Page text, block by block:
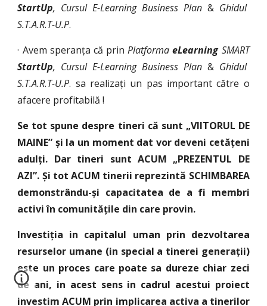
StartUp, Cursul E-Learning Business Plan& Ghidul
S.T.A.R.T-U.P.
· Avem speranța că prinPlatformaeLearning SMART
StartUp, Cursul E-Learning Business Plan& Ghidul
S.T.A.R.T-U.P. sa realizați un pas important către o
afacere profitabilă !
Se tot spune despre tineri că sunt „VIITORUL DE
MAINE” și la un moment dat vor deveni cetățeni
adulți. Dar tineri sunt ACUM „PREZENTUL DE
AZI”. Și tot ACUM tinerii reprezintă SCHIMBAREA
demonstrându-și capacitatea de a fi membri
activi în comunitățile din care provin.
Investiția in capitalul uman prin dezvoltarea
resurselor umane (in special a tinerei generații)
este un proces care poate sa dureze chiar zeci
de ani, in acest sens in cadrul acestui proiect
investim ACUM prin implicarea activa a tinerilor